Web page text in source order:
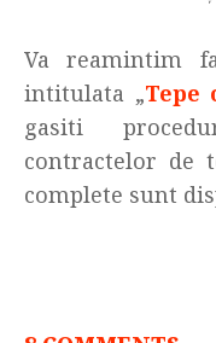
Va reamintim
intitulata „Tepe
gasiti
contractelor de
complete sunt